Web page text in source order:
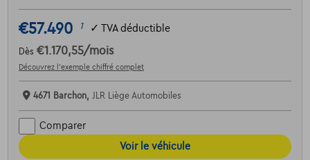
€57.490 1 ✓ TVA déductible
Dès €1.170,55/mois
Découvrez l’exemple chiffré complet
4671 Barchon, JLR Liège Automobiles
Comparer
Voir le véhicule